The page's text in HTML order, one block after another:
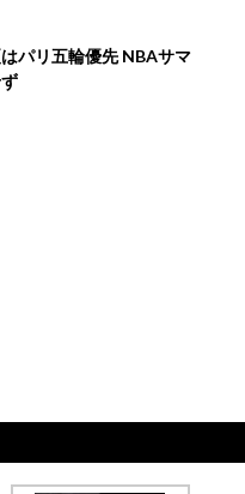
パリ五輪優先 NBAサマ